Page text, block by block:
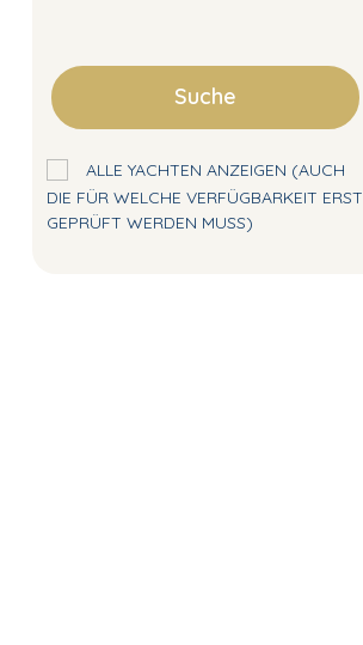
Suche
ALLE YACHTEN ANZEIGEN (AUCH
DIE FÜR WELCHE VERFÜGBARKEIT ERST
GEPRÜFT WERDEN MUSS)